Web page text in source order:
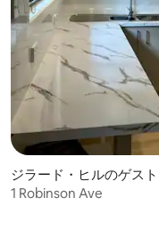
、5つ星中4.88つ星の平
ジラード・ヒルのゲスト
ート
1 Robinson Ave